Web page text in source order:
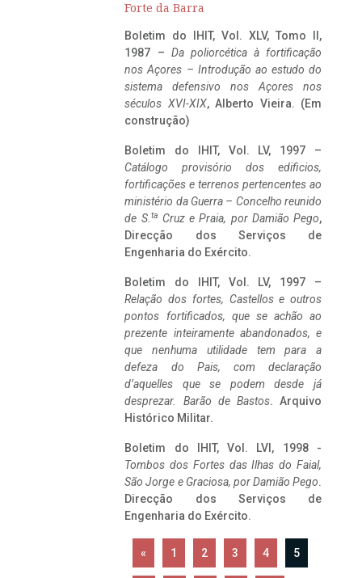
Forte da Barra
Boletim do IHIT, Vol. XLV, Tomo II,
1987 – Da poliorcética à fortificação
nos Açores – Introdução ao estudo do
sistema defensivo nos Açores nos
séculos XVI-XIX, Alberto Vieira. (Em
construção)
Boletim do IHIT, Vol. LV, 1997 –
Catálogo provisório dos edificios,
fortificações e terrenos pertencentes ao
ministério da Guerra – Concelho reunido
de S. ta Cruz e Praia, por Damião Pego,
Direcção dos Serviços de
Engenharia do Exército.
Boletim do IHIT, Vol. LV, 1997 –
Relação dos fortes, Castellos e outros
pontos fortificados, que se achão ao
prezente inteiramente abandonados, e
que nenhuma utilidade tem para a
defeza do Pais, com declaração
d’aquelles que se podem desde já
desprezar. Barão de Bastos. Arquivo
Histórico Militar.
Boletim do IHIT, Vol. LVI, 1998 -
Tombos dos Fortes das Ilhas do Faial,
São Jorge e Graciosa, por Damião Pego.
Direcção dos Serviços de
Engenharia do Exército.
« 1 2 3 4 5